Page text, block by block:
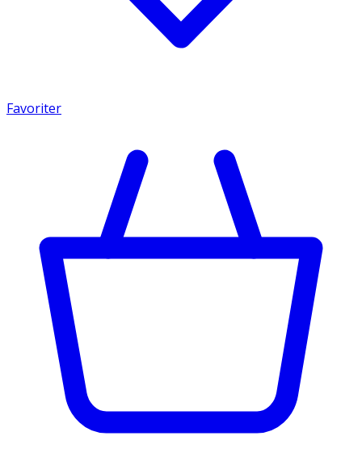
Favoriter